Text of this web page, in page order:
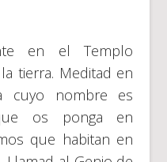
en el Templo
tierra. Meditad en
cuyo nombre es
os ponga en
que habitan en